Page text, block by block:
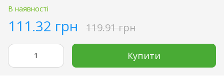
В наявності
111.32 грн 119.91 грн
Купити